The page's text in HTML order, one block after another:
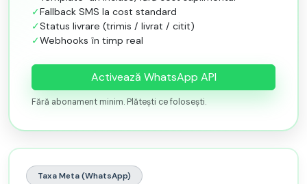
✓Fallback SMS la cost standard
✓Status livrare (trimis / livrat / citit)
✓Webhooks în timp real
Activează WhatsApp API
Fără abonament minim. Plătești ce folosești.
Taxa Meta (WhatsApp)